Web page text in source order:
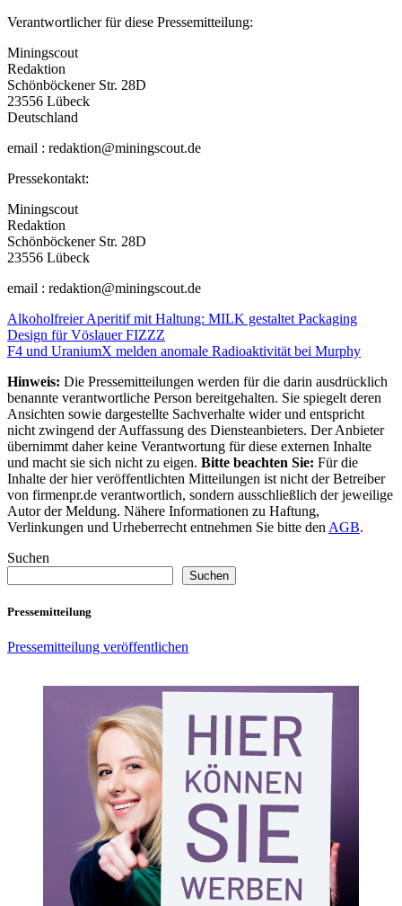
Verantwortlicher für diese Pressemitteilung:
Miningscout
Redaktion
Schönböckener Str. 28D
23556 Lübeck
Deutschland
email : redaktion@miningscout.de
Pressekontakt:
Miningscout
Redaktion
Schönböckener Str. 28D
23556 Lübeck
email : redaktion@miningscout.de
Beitragsnavigation
Alkoholfreier Aperitif mit Haltung: MILK gestaltet Packaging
Design für Vöslauer FIZZZ
F4 und UraniumX melden anomale Radioaktivität bei Murphy
Hinweis: Die Pressemitteilungen werden für die darin ausdrücklich
benannte verantwortliche Person bereitgehalten. Sie spiegelt deren
Ansichten sowie dargestellte Sachverhalte wider und entspricht
nicht zwingend der Auffassung des Diensteanbieters. Der Anbieter
übernimmt daher keine Verantwortung für diese externen Inhalte
und macht sie sich nicht zu eigen. Bitte beachten Sie: Für die
Inhalte der hier veröffentlichten Mitteilungen ist nicht der Betreiber
von firmenpr.de verantwortlich, sondern ausschließlich der jeweilige
Autor der Meldung. Nähere Informationen zu Haftung,
Verlinkungen und Urheberrecht entnehmen Sie bitte den AGB.
Suchen
Suchen
Pressemitteilung
Pressemitteilung veröffentlichen